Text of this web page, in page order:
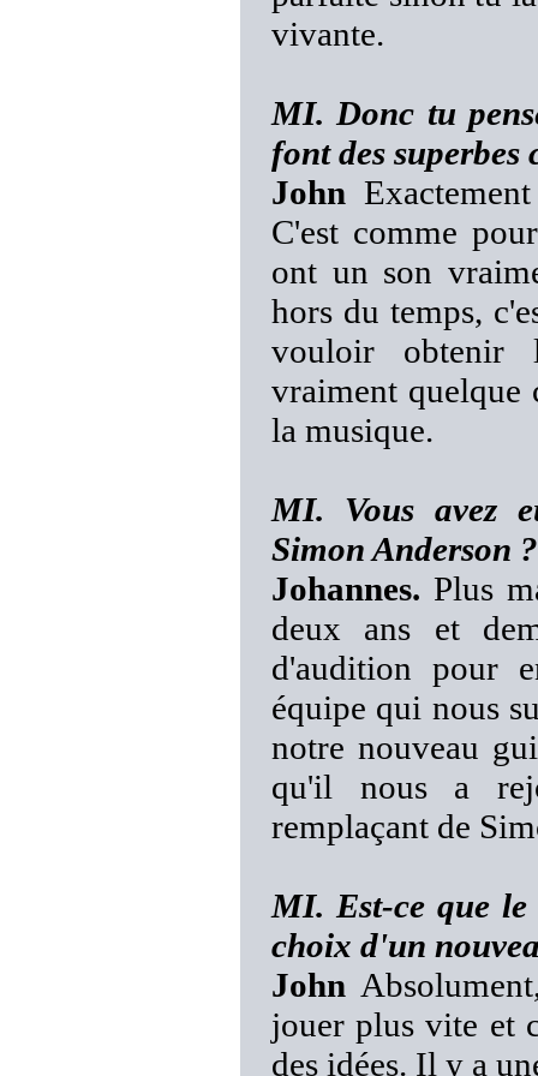
vivante.
MI. Donc tu
font des superbes
John
C'est comme
ont un son
hors du temps,
vouloir obtenir
vraiment quelque
la musique.
MI. Vous avez
Simon Anderson ?
Johannes. Plus
deux ans et
d'audition pour
équipe qui nous
notre nouveau
qu'il nous a
remplaçant de
MI. Est-ce que
choix d'un
John
jouer plus vite et
des idées. Il y a